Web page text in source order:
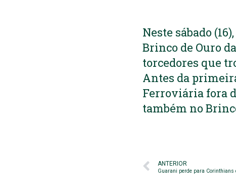
Neste sábado
Brinco de Ouro
torcedores que
Antes da
Ferroviária fora
também no
ANTERIOR
Guarani perde para Corinthians